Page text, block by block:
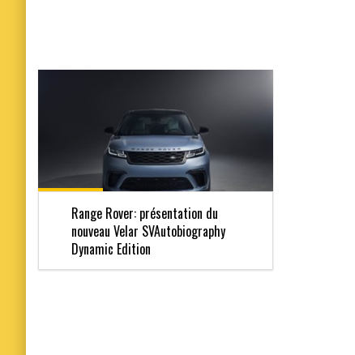
Range Rover: présentation du
nouveau Velar SVAutobiography
Dynamic Edition